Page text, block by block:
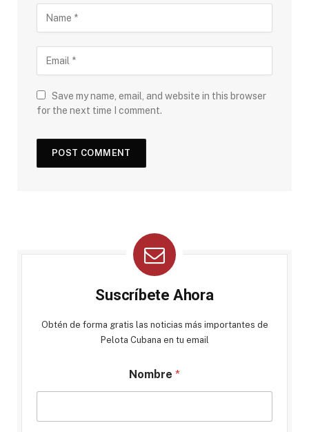
Save my name, email, and website in this browser
for the next time I comment.
Suscríbete Ahora
Obtén de forma gratis las noticias más importantes de
Pelota Cubana en tu email
Nombre *